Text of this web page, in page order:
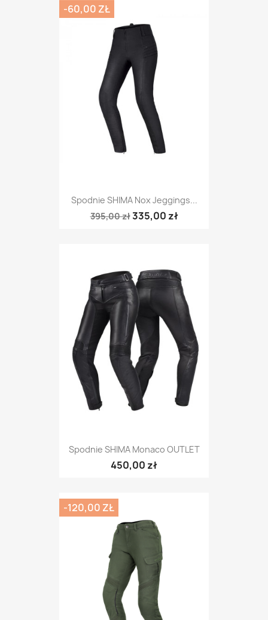
Spodnie SHIMA Nox Jeggings...
395,00 zł335,00 zł
-60,00 ZŁ
Spodnie SHIMA Monaco OUTLET
450,00 zł
-120,00 ZŁ